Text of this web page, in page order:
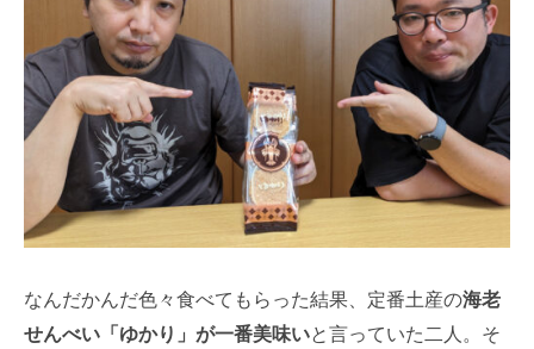
なんだかんだ色々食べてもらった結果、定番土産の海老
せんべい「ゆかり」が一番美味いと言っていた二人。そ